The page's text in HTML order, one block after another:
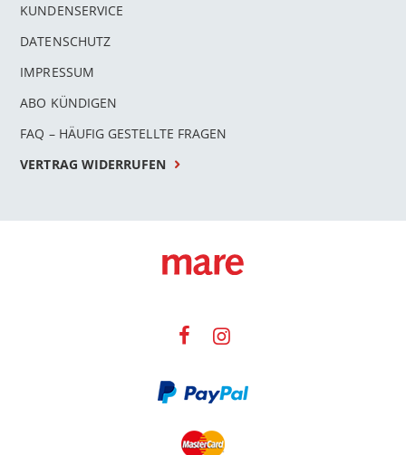
KUNDENSERVICE
DATENSCHUTZ
IMPRESSUM
ABO KÜNDIGEN
FAQ – HÄUFIG GESTELLTE FRAGEN
VERTRAG WIDERRUFEN